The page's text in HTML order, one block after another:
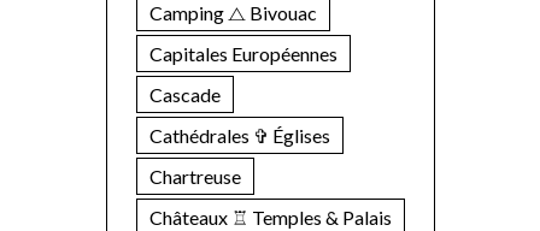
Camping ⧍ Bivouac
Capitales Européennes
Cascade
Cathédrales ✞ Églises
Chartreuse
Châteaux ♖ Temples & Palais